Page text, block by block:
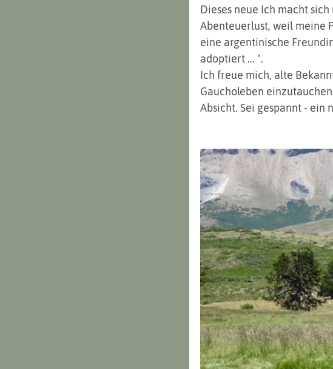
Dieses neue Ich macht
Abenteuerlust, weil meine
eine argentinische
adoptiert ... ".
Ich freue mich, alte
Gaucholeben
Absicht. Sei gespannt - ein